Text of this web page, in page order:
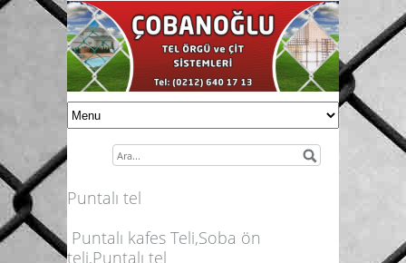
Puntalı tel
Puntalı kafes Teli,Soba ön
teli,Puntalı tel